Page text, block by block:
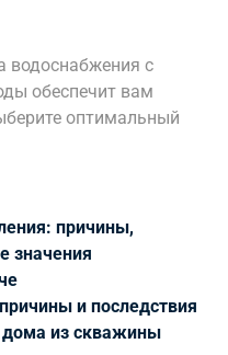
водоснабжения с
обеспечит вам
оптимальный
причины,
значения
и последствия
дома из скважины